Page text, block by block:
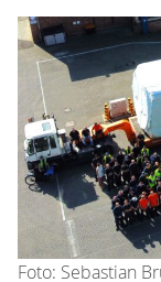
Foto: Sebastian